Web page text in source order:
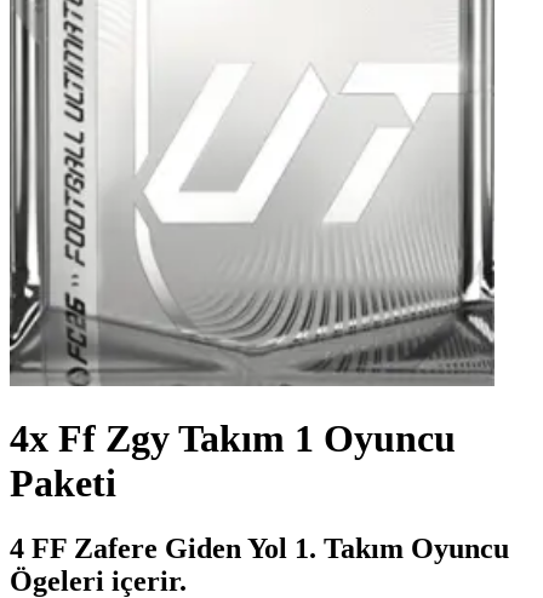
4x Ff Zgy Takım 1 Oyuncu
Paketi
4 FF Zafere Giden Yol 1. Takım Oyuncu
Ögeleri içerir.